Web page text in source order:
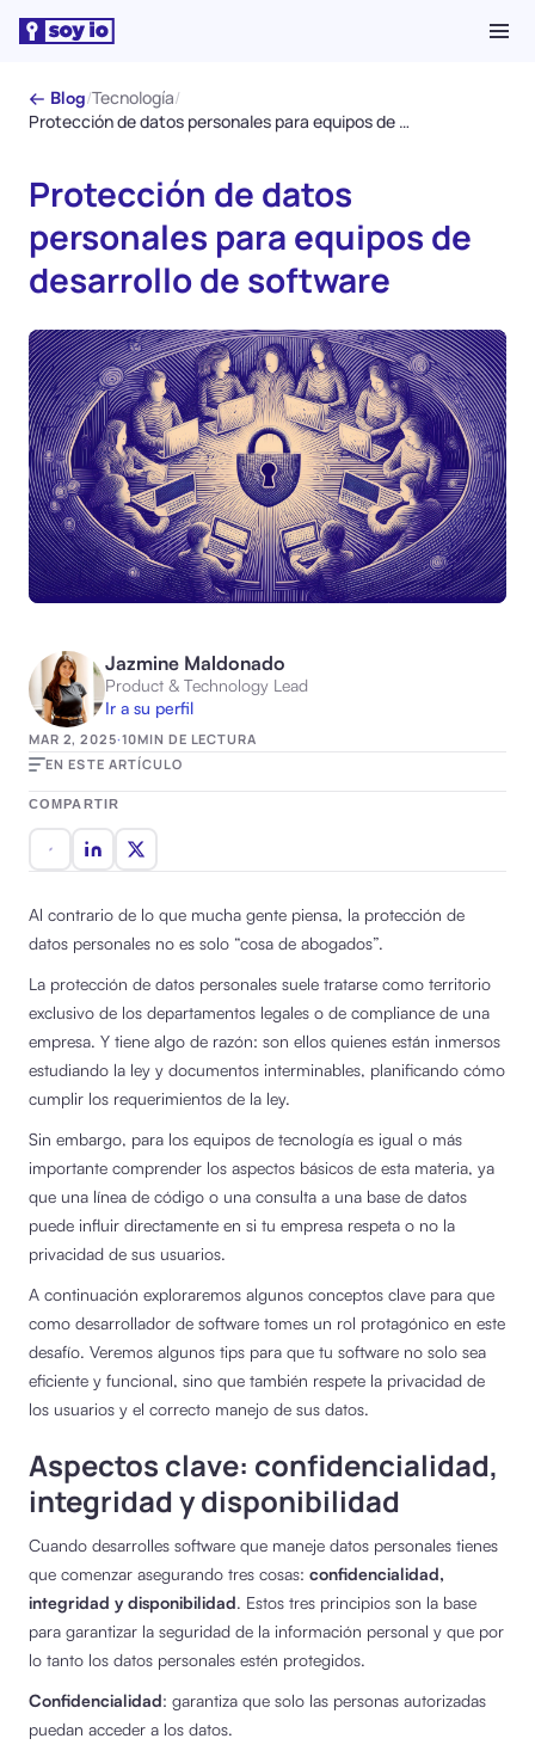
← Blog/Tecnología/
Protección de datos personales para equipos de desarrollo de software
Protección de datos
personales para equipos de
desarrollo de software
Jazmine Maldonado
Product & Technology Lead
Ir a su perfil
MAR 2, 2025·10MIN DE LECTURA
EN ESTE ARTÍCULO
COMPARTIR
Al contrario de lo que mucha gente piensa, la protección de
datos personales no es solo “cosa de abogados”.
La protección de datos personales suele tratarse como territorio
exclusivo de los departamentos legales o de compliance de una
empresa. Y tiene algo de razón: son ellos quienes están inmersos
estudiando la ley y documentos interminables, planificando cómo
cumplir los requerimientos de la ley.
Sin embargo, para los equipos de tecnología es igual o más
importante comprender los aspectos básicos de esta materia, ya
que una línea de código o una consulta a una base de datos
puede influir directamente en si tu empresa respeta o no la
privacidad de sus usuarios.
A continuación exploraremos algunos conceptos clave para que
como desarrollador de software tomes un rol protagónico en este
desafío. Veremos algunos tips para que tu software no solo sea
eficiente y funcional, sino que también respete la privacidad de
los usuarios y el correcto manejo de sus datos.
Aspectos clave: confidencialidad,
integridad y disponibilidad
Cuando desarrolles software que maneje datos personales tienes
que comenzar asegurando tres cosas: confidencialidad,
integridad y disponibilidad. Estos tres principios son la base
para garantizar la seguridad de la información personal y que por
lo tanto los datos personales estén protegidos.
Confidencialidad: garantiza que solo las personas autorizadas
puedan acceder a los datos.